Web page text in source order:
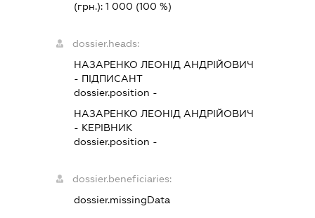
(грн.):1 000 (100 %)
dossier.heads:
НАЗАРЕНКО ЛЕОНІД АНДРІЙОВИЧ
- ПІДПИСАНТ
dossier.position -
НАЗАРЕНКО ЛЕОНІД АНДРІЙОВИЧ
- КЕРІВНИК
dossier.position -
dossier.beneficiaries:
dossier.missingData